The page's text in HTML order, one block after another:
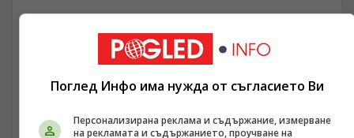
смърт за цялото стопанство през следващата година.
От петербургските кучета до договорите с MGM:
Как руската музикална емиграция превзе
Поглед Инфо има нужда от съгласието Ви
Персонализирана реклама и съдържание, измерване
на рекламата и съдържанието, проучване на